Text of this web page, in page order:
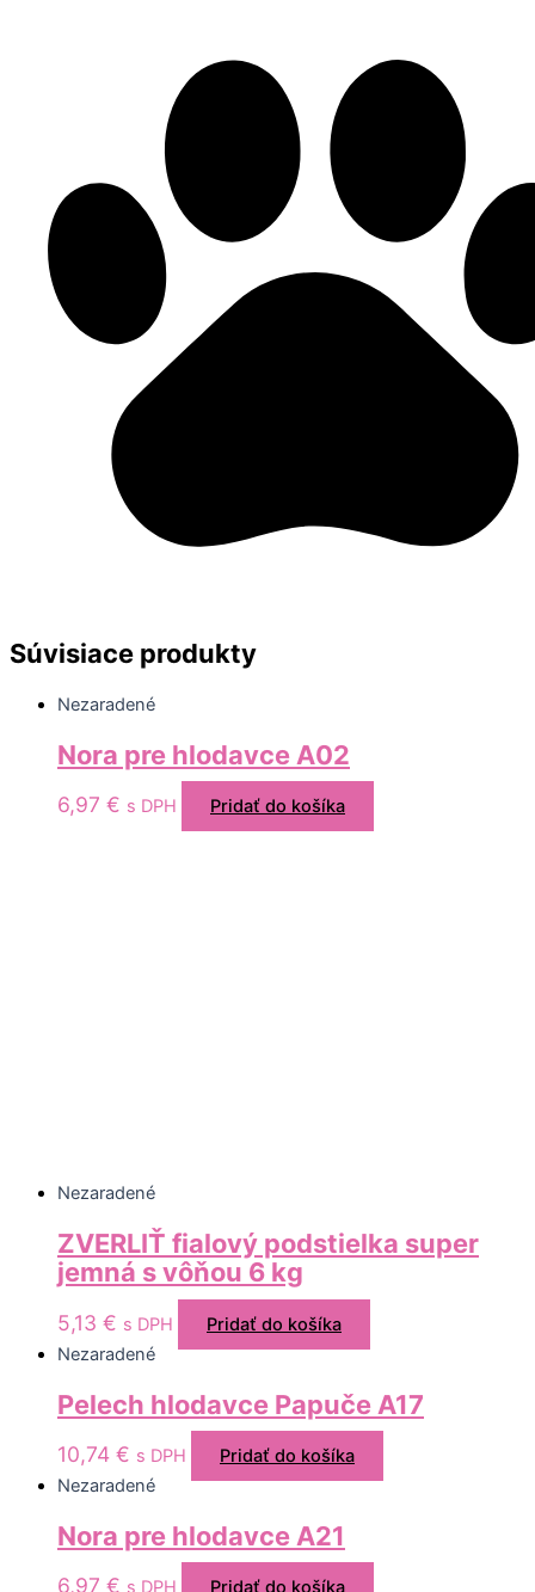
Súvisiace produkty
Nezaradené
Nora pre hlodavce A02
6,97 € s DPH Pridať do košíka
Nezaradené
ZVERLIŤ fialový podstielka super
jemná s vôňou 6 kg
5,13 € s DPH
Pridať do košíka
Nezaradené
Pelech hlodavce Papuče A17
10,74 € s DPH
Pridať do košíka
Nezaradené
Nora pre hlodavce A21
6,97 € s DPH Pridať do košíka